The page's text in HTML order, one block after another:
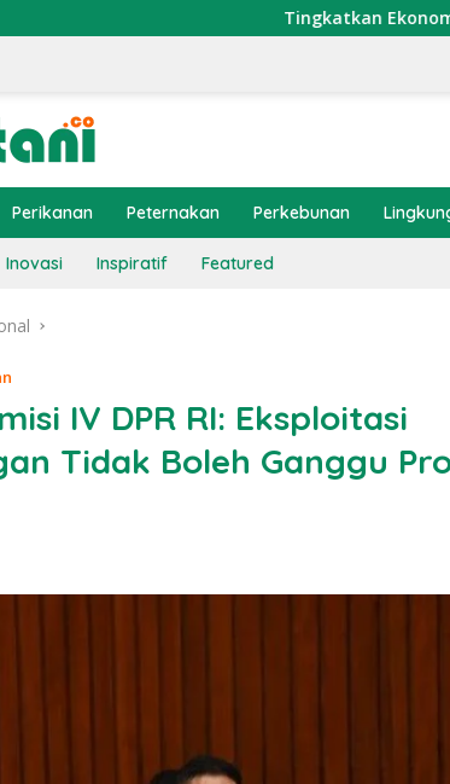
Tingkatkan Ekonomi Nelayan,
Perikanan Peternakan Perkebunan
Inovasi Inspiratif Featured
IV DPR RI: Eksploitasi
Tidak Boleh Ganggu